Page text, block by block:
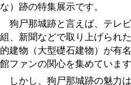
な）跡の特集展示です。
狗尸那城跡と言えば、テレ
組、新聞などで取り上げられ
的建物（大型礎石建物）が有
館ファンの関心を集めています
しかし、狗尸那城跡の魅力